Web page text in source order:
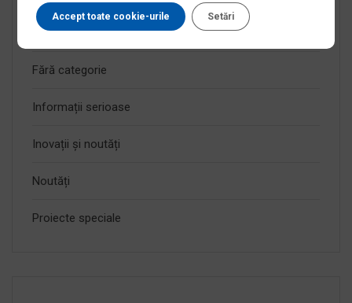
Anunțuri expirate
Fără categorie
Informații serioase
Inovații și noutăți
Noutăți
Proiecte speciale
Accept toate cookie-urile Setări